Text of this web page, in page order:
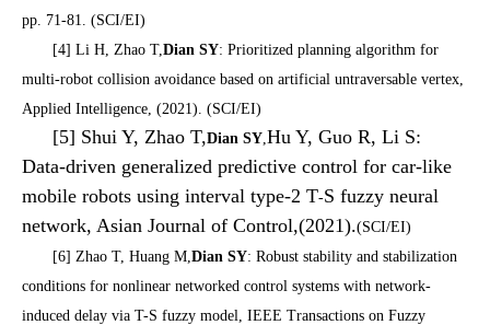
pp. 71-81. (SCI/EI)
[4] Li H, Zhao T, Dian SY: Prioritized planning algorithm for
multi-robot collision avoidance based on artificial untraversable vertex,
Applied Intelligence, (2021). (SCI/EI)
[5] Shui Y, Zhao T,Dian SY Hu Y, Guo R, Li S:
Data-driven generalized predictive control for car-like
mobile robots using interval type-2 T-S fuzzy neural
network, Asian Journal of Control,(2021).(SCI/EI)
[6] Zhao T, Huang M, Dian SY: Robust stability and stabilization
conditions for nonlinear networked control systems with network-
induced delay via T-S fuzzy model, IEEE Transactions on Fuzzy